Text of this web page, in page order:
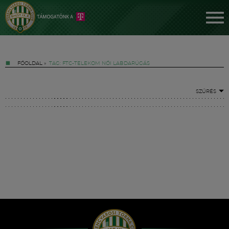
FŐOLDAL » TAG: FTC-TELEKOM NŐI LABDARÚGÁS
SZŰRÉS
Hírek